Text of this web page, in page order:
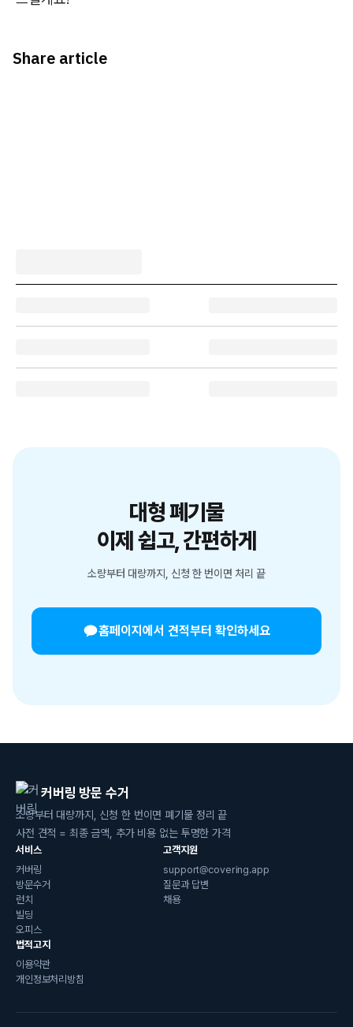
Share article
대형 폐기물
이제 쉽고, 간편하게
소량부터 대량까지, 신청 한 번이면 처리 끝
홈페이지에서 견적부터 확인하세요
커버링 방문 수거
소량부터 대량까지, 신청 한 번이면 폐기물 정리 끝
사전 견적 = 최종 금액, 추가 비용 없는 투명한 가격
서비스
커버링
방문수거
런치
빌딩
오피스
고객지원
support@covering.app
질문과 답변
채용
법적고지
이용약관
개인정보처리방침